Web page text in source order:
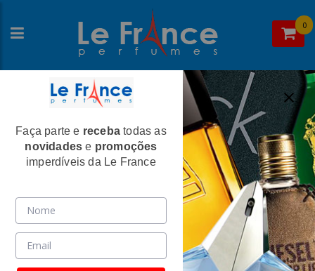
0
Home>Givenchy > Perfumes Masculinos
Gentleman Masculino Eau de Toilette -
Givenchy
(787)
Faça parte e receba todas as
novidades e promoções
imperdíveis da Le France